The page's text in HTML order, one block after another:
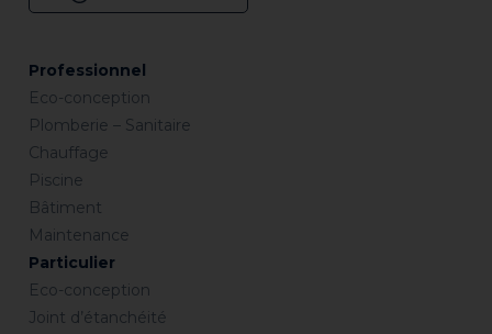
Professionnel
Eco-conception
Plomberie – Sanitaire
Chauffage
Piscine
Bâtiment
Maintenance
Particulier
Eco-conception
Joint d’étanchéité